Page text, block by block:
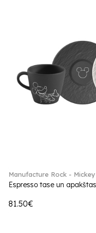
Manufacture Rock -
Espresso tase un
81.50€